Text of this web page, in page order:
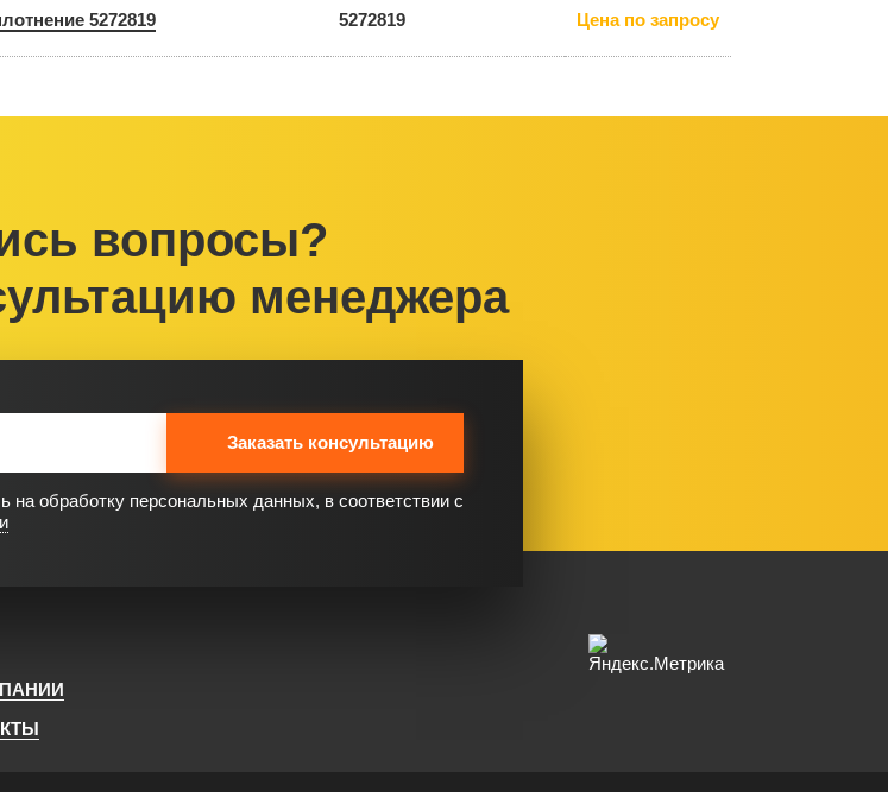
5272819 5272819 Цена по запросу
вопросы?
менеджера
Заказать консультацию
на обработку персональных данных, в соответствии с